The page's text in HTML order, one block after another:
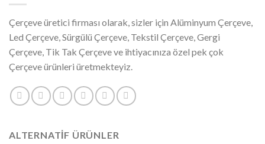
Çerçeve üretici firması olarak, sizler için Alüminyum Çerçeve,
Led Çerçeve, Sürgülü Çerçeve, Tekstil Çerçeve, Gergi
Çerçeve, Tik Tak Çerçeve ve ihtiyacınıza özel pek çok
Çerçeve ürünleri üretmekteyiz.
ALTERNATİF ÜRÜNLER